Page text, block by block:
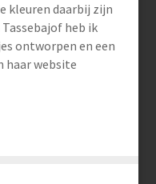
kleuren daarbij zijn
heb ik
ontworpen en een
haar website